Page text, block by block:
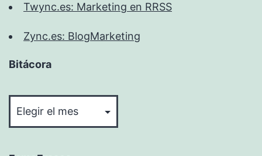
Twync.es: Marketing en RRSS
Zync.es: BlogMarketing
Bitácora